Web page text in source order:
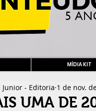
MÍDIA KIT
UMA DE
Junior - Editoria 1 de nov.